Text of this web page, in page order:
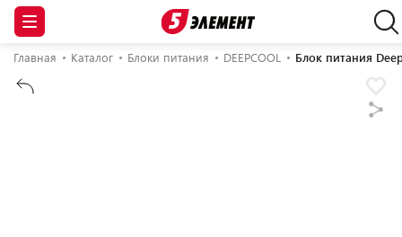
Главная Каталог Блоки питания DEEPCOOL Блок питания